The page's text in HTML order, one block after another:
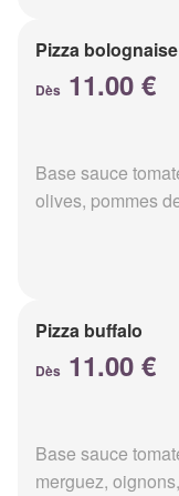
Pizza bolognaise
Dès 11.00 €
Base sauce
olives, pommes
Pizza buffalo
Dès 11.00 €
Base sauce
merguez,